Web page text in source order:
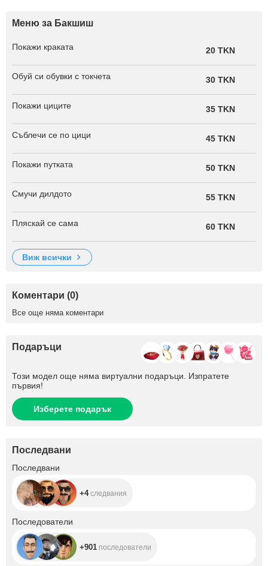
Меню за Бакшиш
Покажи краката 20 TKN
Обуй си обувки с токчета 30 TKN
Покажи циците 35 TKN
Съблечи се по цици 45 TKN
Покажи путката 50 TKN
Смучи дилдото 55 TKN
Пляскай се сама 60 TKN
виж всички
Коментари (0)
Все още няма коментари
Подаръци
Този модел още няма виртуални подаръци. Изпратете
първия!
Изберете подарък
Последвани
Последвани
+4следвания
Последователи
+901 последователи